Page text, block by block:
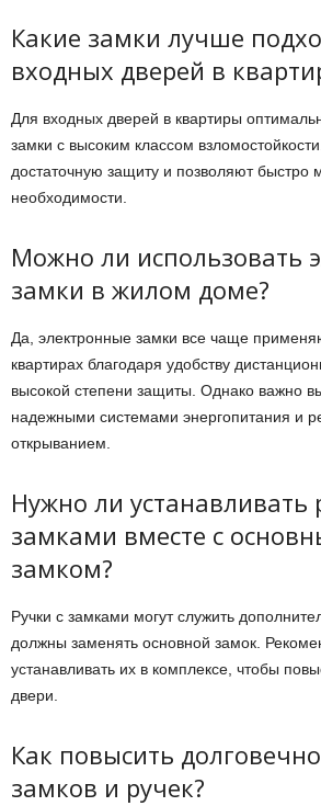
Какие замки лучше
входных дверей в
Для входных дверей в квартиры
замки с высоким классом
достаточную защиту и позволяют быстро
необходимости.
Можно ли использовать
замки в жилом доме?
Да, электронные замки все чаще
квартирах благодаря удобству
высокой степени защиты. Однако важно
надежными системами энергопитания и
открыванием.
Нужно ли устанавливать
замками вместе с
замком?
Ручки с замками могут служить
должны заменять основной замок.
устанавливать их в комплексе, чтобы
двери.
Как повысить
замков и ручек?